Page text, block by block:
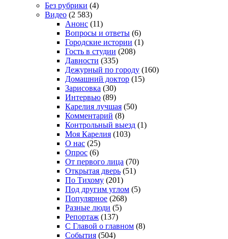
Без рубрики (4)
Видео (2 583)
Анонс (11)
Вопросы и ответы (6)
Городские истории (1)
Гость в студии (208)
Давности (335)
Дежурный по городу (160)
Домашний доктор (15)
Зарисовка (30)
Интервью (89)
Карелия лучшая (50)
Комментарий (8)
Контрольный выезд (1)
Моя Карелия (103)
О нас (25)
Опрос (6)
От первого лица (70)
Открытая дверь (51)
По Тихому (201)
Под другим углом (5)
Популярное (268)
Разные люди (5)
Репортаж (137)
С Главой о главном (8)
События (504)